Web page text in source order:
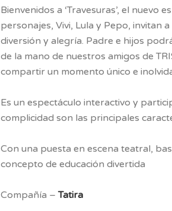
Bienvenidos a ‘Travesuras’, el nuevo
personajes, Vivi, Lula y Pepo, invitan
diversión y alegría. Padre e hijos
de la mano de nuestros amigos de
compartir un momento único e
Es un espectáculo interactivo y
complicidad son las principales
Con una puesta en escena teatral,
concepto de educación divertida
Compañía –Tatira